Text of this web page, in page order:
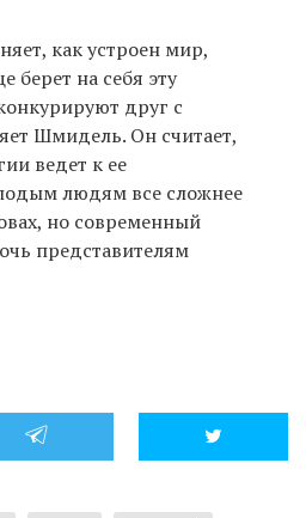
как устроен мир,
берет на себя эту
друг с
Шмидель. Он считает,
ведет к ее
людям все сложнее
но современный
представителям